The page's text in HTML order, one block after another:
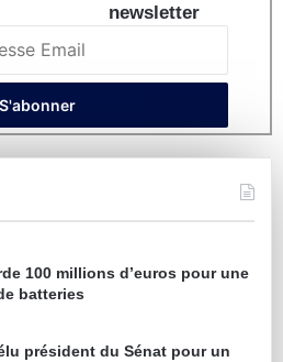
newsletter
100 millions d’euros pour une
batteries
président du Sénat pour un